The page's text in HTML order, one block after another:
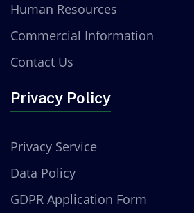
Human Resources
Commercial Information
Contact Us
Privacy Policy
Privacy Service
Data Policy
GDPR Application Form